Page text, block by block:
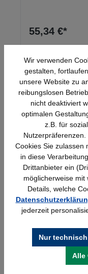
55,34 €*
Produktgalerie
Ähnliche Artikel
Wandschiene
25,23 €*
Wir verwenden
gestalten,
unsere Website zu
reibungslosen
nicht deaktiviert
optimalen
z.B. für
Cookies Sie zulassen
in diese
Drittanbieter ein
möglicherweise mit
Details, welche
jederzeit
Nur
Alle